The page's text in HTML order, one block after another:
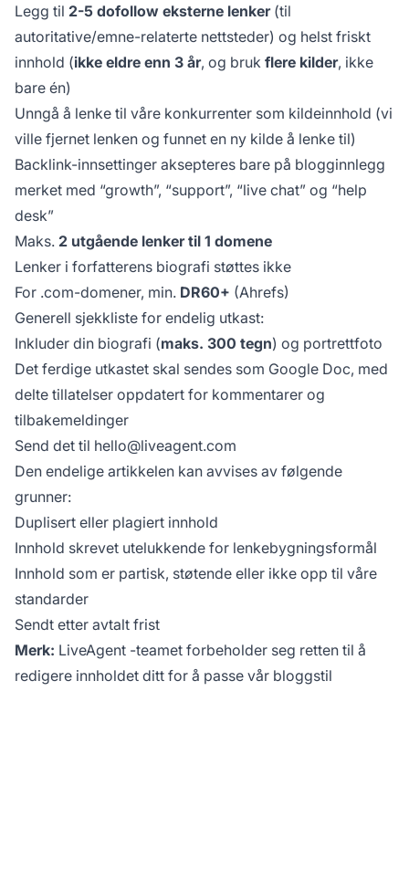
Legg til 2-5 dofollow eksterne lenker(til
autoritative/emne-relaterte nettsteder) og helst friskt
innhold (ikke eldre enn 3 år, og bruk flere kilder, ikke
bare én)
Unngå å lenke til våre konkurrenter som kildeinnhold (vi
ville fjernet lenken og funnet en ny kilde å lenke til)
Backlink-innsettinger aksepteres bare på blogginnlegg
merket med “growth”, “support”, “live chat” og “help
desk”
Maks. 2 utgående lenker til 1 domene
Lenker i forfatterens biografi støttes ikke
For .com-domener, min. DR60+ (Ahrefs)
Generell sjekkliste for endelig utkast:
Inkluder din biografi (maks. 300 tegn) og portrettfoto
Det ferdige utkastet skal sendes som Google Doc, med
delte tillatelser oppdatert for kommentarer og
tilbakemeldinger
Send det til hello@liveagent.com
Den endelige artikkelen kan avvises av følgende
grunner:
Duplisert eller plagiert innhold
Innhold skrevet utelukkende for lenkebygningsformål
Innhold som er partisk, støtende eller ikke opp til våre
standarder
Sendt etter avtalt frist
Merk: LiveAgent -teamet forbeholder seg retten til å
redigere innholdet ditt for å passe vår bloggstil